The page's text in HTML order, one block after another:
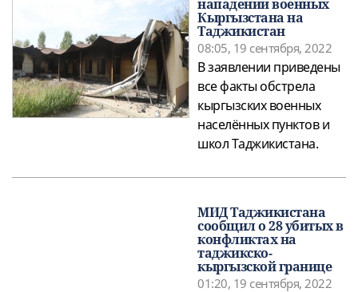
нападении военных
Кыргызстана на
Таджикистан
08:05, 19 сентября, 2022
В заявлении приведены
все факты обстрела
кыргызских военных
населённых пунктов и
школ Таджикистана.
МИД Таджикистана
сообщил о 28 убитых в
конфликтах на
таджикско-
кыргызской границе
01:20, 19 сентября, 2022